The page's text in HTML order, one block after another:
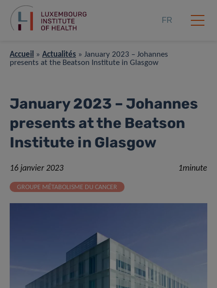
FR
Accueil » Actualités » January 2023 – Johannes
presents at the Beatson Institute in Glasgow
January 2023 – Johannes
presents at the Beatson
Institute in Glasgow
16 janvier 2023 1minute
GROUPE MÉTABOLISME DU CANCER